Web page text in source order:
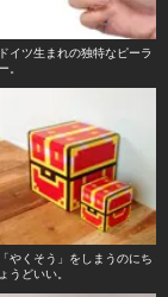
ドイツ生まれの独特なピーラ
ー。
「やくそう」をしまうのにち
ょうどいい。